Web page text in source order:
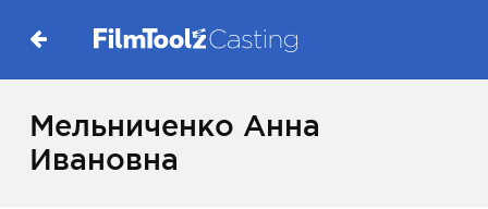
Мельниченко Анна
Ивановна